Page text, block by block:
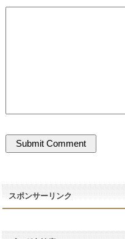
スポンサーリンク